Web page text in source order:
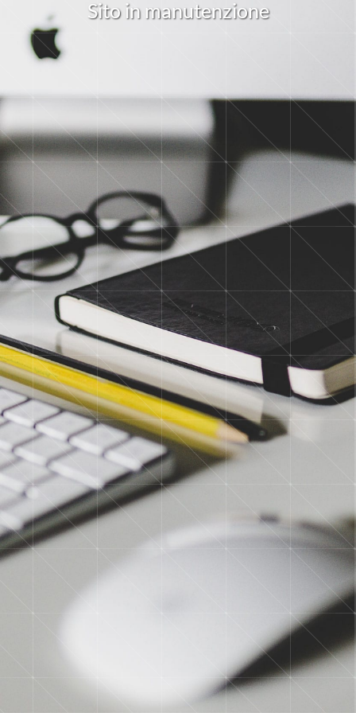
Sito in manutenzione